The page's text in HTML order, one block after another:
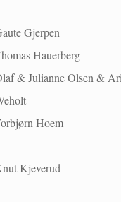
Gjerpen
Hauerberg
& Julianne Olsen &
Hoem
Kjeverud